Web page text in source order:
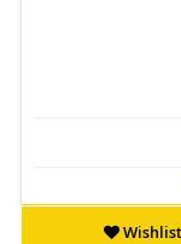
Wishlist